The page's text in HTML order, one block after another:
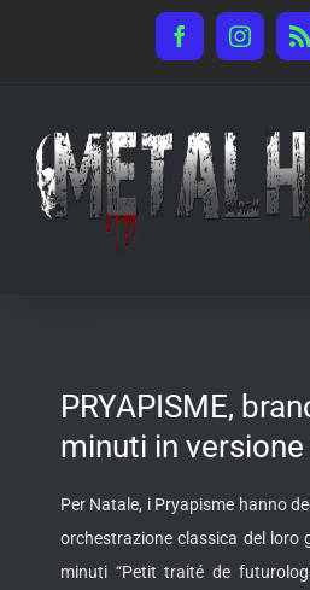
Facebook
PRYAPISME,
minuti in
Per Natale, i Pryapisme hanno
orchestrazione classica del loro
minuti “Petit traité de